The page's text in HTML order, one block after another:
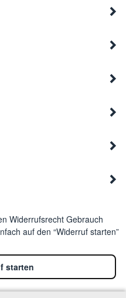
Widerrufsrecht Gebrauch
auf den “Widerruf starten”
starten